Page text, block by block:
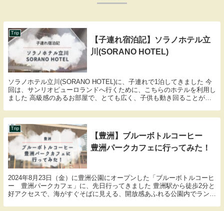
Trip
【子連れ宿泊記】ソラノホテル立
川(SORANO HOTEL)
ソラノホテル立川(SORANO HOTEL)に、子連れで1泊してきました 今
回は、サンリオピューロランドへ行くために、こちらのホテルを利用し
ました 高級感のあるお部屋で、とても広く、子供も動き回ることがで
Trip
【豊洲】ブルーボトルコーヒー
豊洲パークカフェに行ってみた！
2024年8月23日（金）に豊洲公園にオープンした「ブルーボトルコーヒ
ー 豊洲パークカフェ」に、先日行ってきました 豊洲駅から徒歩2分と
好アクセスで、海がすぐそばに見える、開放感あふれる公園内でランチ